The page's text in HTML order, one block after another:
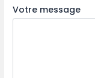
Votre message